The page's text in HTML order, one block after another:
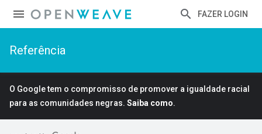
FAZER LOGIN
Referência
O Google tem o compromisso de promover a igualdade racial
para as comunidades negras. Saiba como.